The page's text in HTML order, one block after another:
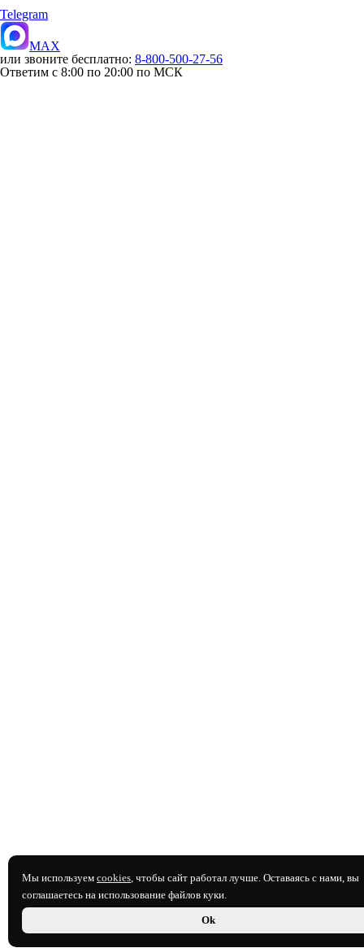
Мы используем cookies, чтобы сайт работал лучше. Оставаясь с нами, вы
соглашаетесь на использование файлов куки.
Ok
Telegram
MAX
или звоните бесплатно: 8-800-500-27-56
Ответим с 8:00 по 20:00 по МСК